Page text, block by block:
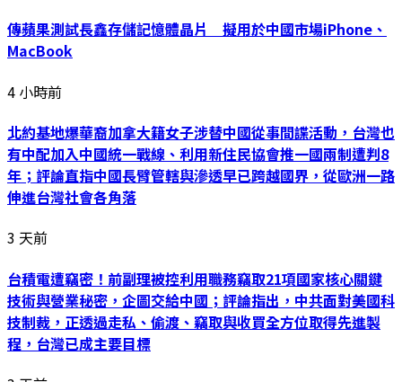
傳蘋果測試長鑫存儲記憶體晶片 擬用於中國市場iPhone、
MacBook
4 小時前
北約基地爆華裔加拿大籍女子涉替中國從事間諜活動，台灣也
有中配加入中國統一戰線、利用新住民協會推一國兩制遭判8
年；評論直指中國長臂管轄與滲透早已跨越國界，從歐洲一路
伸進台灣社會各角落
3 天前
台積電遭竊密！前副理被控利用職務竊取21項國家核心關鍵
技術與營業秘密，企圖交給中國；評論指出，中共面對美國科
技制裁，正透過走私、偷渡、竊取與收買全方位取得先進製
程，台灣已成主要目標